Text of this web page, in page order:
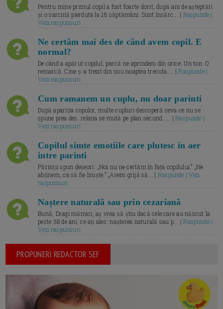
Pentru mine primul copil a fost foarte dorit, după ani de așteptări
și o sarcină pierduta la 16 săptămâni. Sunt însărc... | Raspunde |
Vezi raspunsuri
Ne certăm mai des de când avem copil. E
normal?
De când a apărut copilul, parcă ne aprindem din orice. Un ton. O
remarcă. Cine s-a trezit din nou noaptea trecuta.... |Raspunde |
Vezi raspunsuri
Cum ramanem un cuplu, nu doar parinti
După apariția copiilor, multe cupluri descoperă ceva ce nu se
spune prea des: relația se mută pe plan secund. ... |Raspunde |
Vezi raspunsuri
Copilul simte emotiile care plutesc in aer
intre parinti
Părinții spun deseori: „Noi nu ne certăm în fața copilului.” „Ne
abținem, ca să fie liniște.” „Avem grijă să... | Raspunde | Vezi
raspunsuri
Naștere naturală sau prin cezariană
Bună, Dragi mămici, aș vrea să știu dacă cele care au născut la
peste 38 de ani, ce ați ales: nașterea naturală sau p... |Raspunde |
Vezi raspunsuri
PROPUNERI REDACTOR SEF